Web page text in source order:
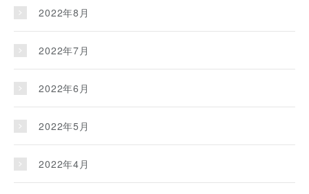
2022年8月
2022年7月
2022年6月
2022年5月
2022年4月